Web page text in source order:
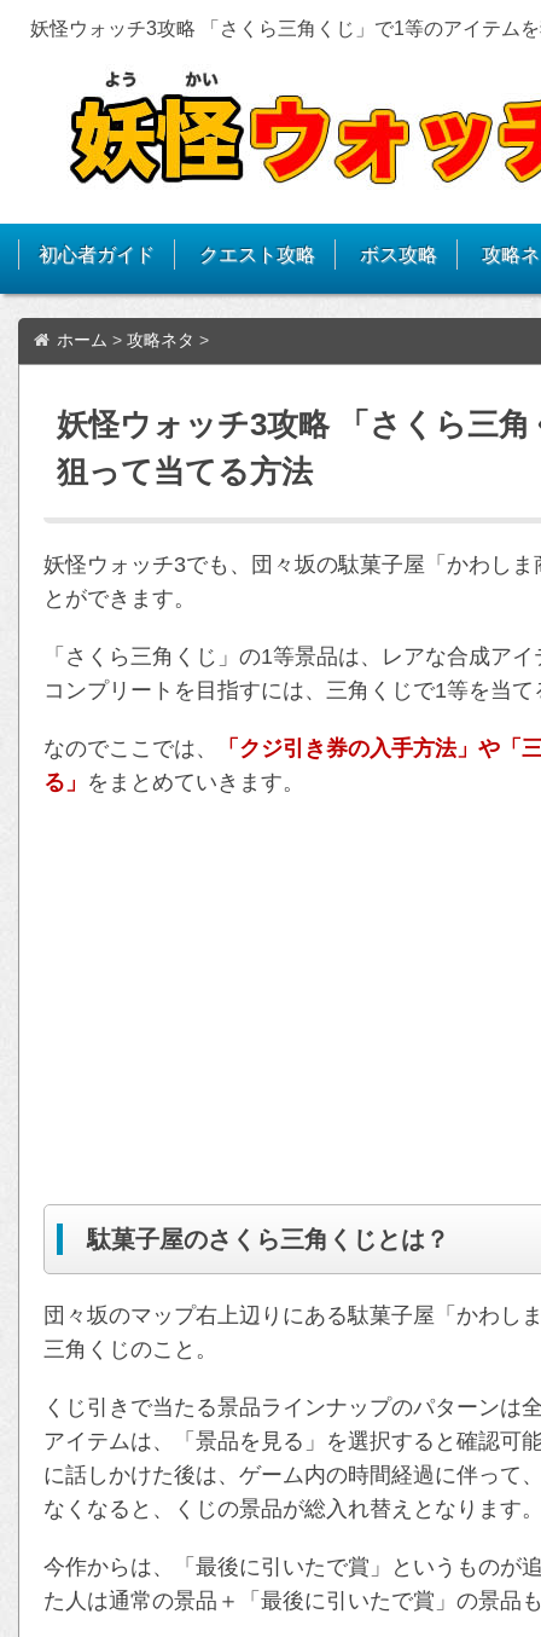
妖怪ウォッチ3攻略 「さくら三角くじ」で1等のアイテム
初心者ガイド クエスト攻略 ボス攻略 攻略
ホーム > 攻略ネタ >
妖怪ウォッチ3攻略 「さくら三
狙って当てる方法
妖怪ウォッチ3でも、団々坂の駄菓子屋「かわし
とができます。
「さくら三角くじ」の1等景品は、レアな合成ア
コンプリートを目指すには、三角くじで1等を当
なのでここでは、
「クジ引き券の入手方法」や「
る」 をまとめていきます。
駄菓子屋のさくら三角くじとは？
団々坂のマップ右上辺りにある駄菓子屋「かわし
三角くじのこと。
くじ引きで当たる景品ラインナップのパターンは
アイテムは、「景品を見る」を選択すると確認可
に話しかけた後は、ゲーム内の時間経過に伴って
なくなると、くじの景品が総入れ替えとなります
今作からは、「最後に引いたで賞」というものが
た人は通常の景品＋「最後に引いたで賞」の景品